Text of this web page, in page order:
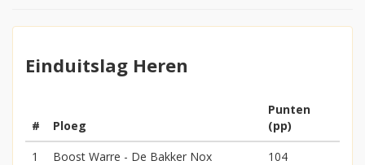
Einduitslag Heren
# Ploeg
Punten
(pp)
1
Boost Warre - De Bakker Nox
104